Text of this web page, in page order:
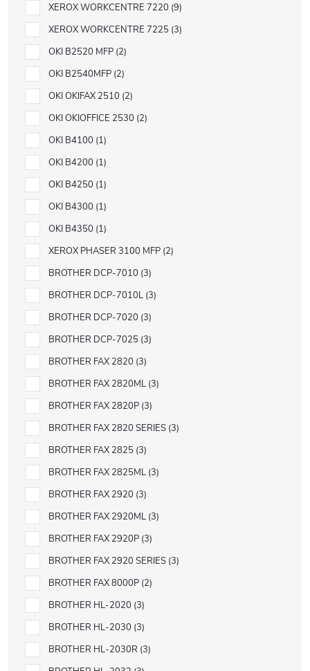
XEROX WORKCENTRE 7220 9
XEROX WORKCENTRE 7225 3
OKI B2520 MFP 2
OKI B2540MFP 2
OKI OKIFAX 2510 2
OKI OKIOFFICE 2530 2
OKI B4100 1
OKI B4200 1
OKI B4250 1
OKI B4300 1
OKI B4350 1
XEROX PHASER 3100 MFP 2
BROTHER DCP-7010 3
BROTHER DCP-7010L 3
BROTHER DCP-7020 3
BROTHER DCP-7025 3
BROTHER FAX 2820 3
BROTHER FAX 2820ML 3
BROTHER FAX 2820P 3
BROTHER FAX 2820 SERIES 3
BROTHER FAX 2825 3
BROTHER FAX 2825ML 3
BROTHER FAX 2920 3
BROTHER FAX 2920ML 3
BROTHER FAX 2920P 3
BROTHER FAX 2920 SERIES 3
BROTHER FAX 8000P 2
BROTHER HL-2020 3
BROTHER HL-2030 3
BROTHER HL-2030R 3